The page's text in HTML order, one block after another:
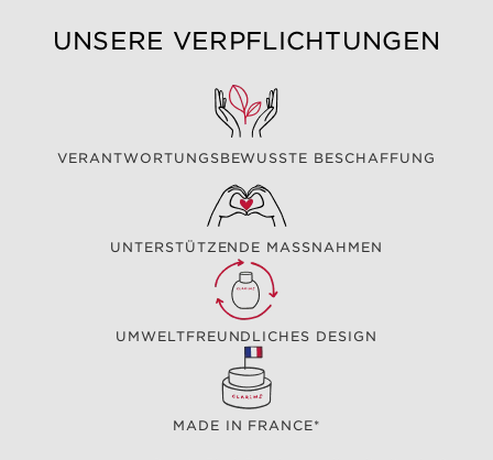
UNSERE VERPFLICHTUNGEN
VERANTWORTUNGSBEWUSSTE BESCHAFFUNG
UNTERSTÜTZENDE MASSNAHMEN
UMWELTFREUNDLICHES DESIGN
MADE IN FRANCE*